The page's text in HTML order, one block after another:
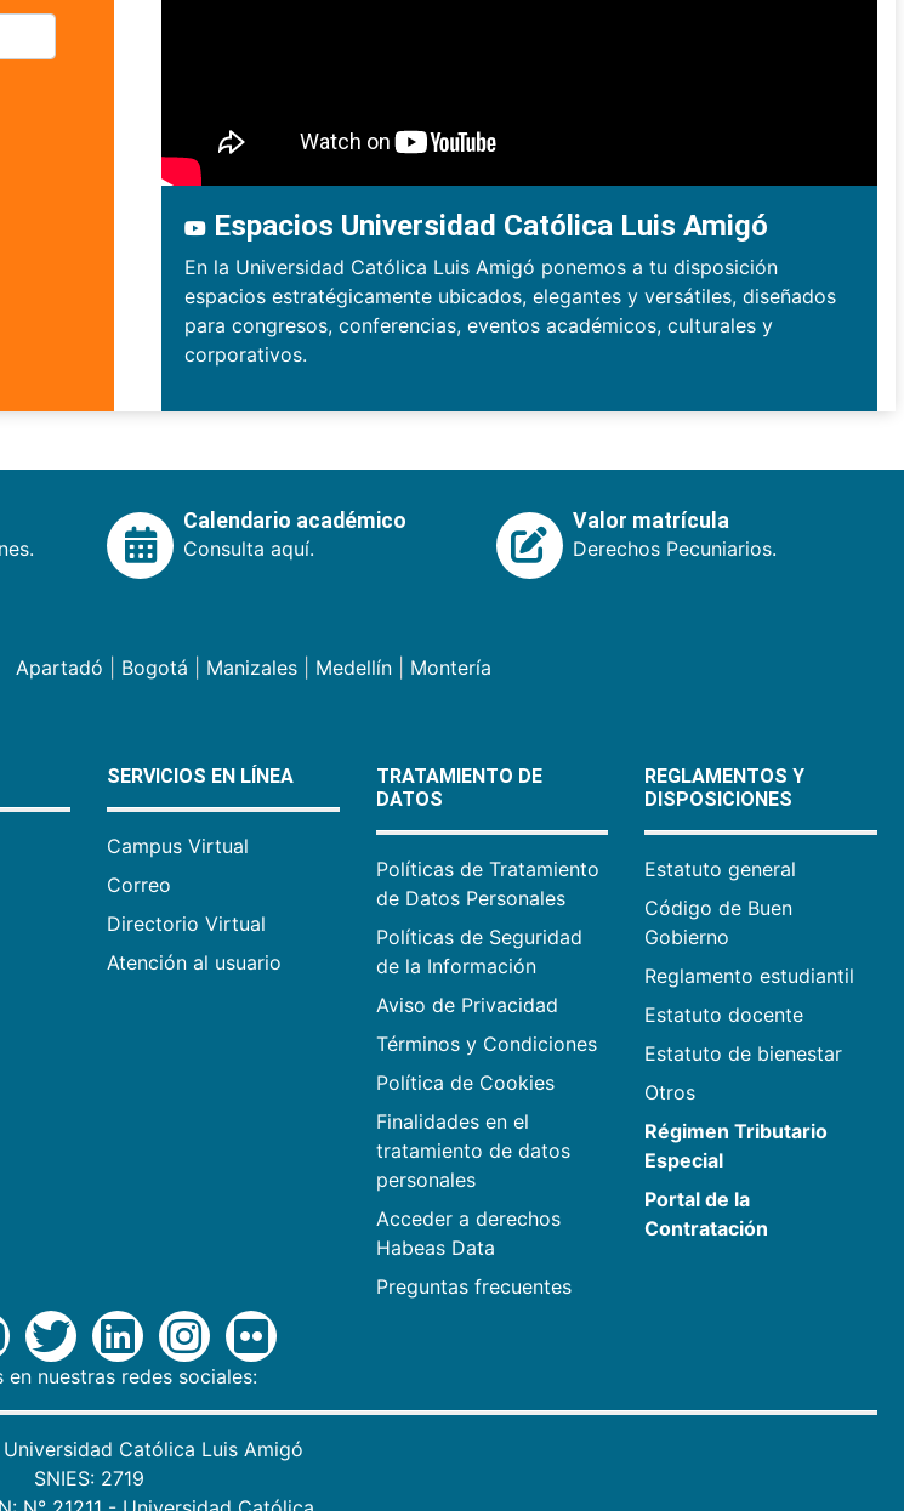
Espacios Universidad Católica Luis Amigó
En la Universidad Católica Luis Amigó ponemos a tu disposición
espacios estratégicamente ubicados, elegantes y versátiles, diseñados
para congresos, conferencias, eventos académicos, culturales y
corporativos.
Calendario académico
Consulta aquí.
Valor matrícula
Derechos Pecuniarios.
Apartadó Bogotá Manizales| Medellín| Montería
SERVICIOS EN LÍNEA
Campus Virtual
Correo
Directorio Virtual
Atención al usuario
TRATAMIENTO DE
DATOS
Políticas de Tratamiento
de Datos Personales
Políticas de Seguridad
de la Información
Aviso de Privacidad
Términos y Condiciones
Política de Cookies
Finalidades en el
tratamiento de datos
personales
Acceder a derechos
Habeas Data
Preguntas frecuentes
REGLAMENTOS Y
DISPOSICIONES
Estatuto general
Código de Buen
Gobierno
Reglamento estudiantil
Estatuto docente
Estatuto de bienestar
Otros
Régimen Tributario
Especial
Portal de la
Contratación
en nuestras redes sociales:
Universidad Católica Luis Amigó
SNIES: 2719